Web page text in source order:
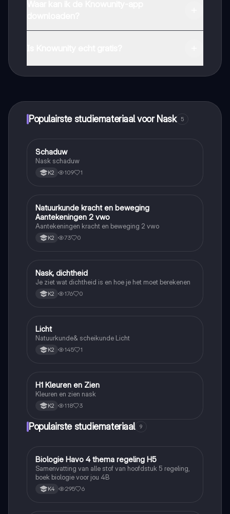
Populairste studiemateriaal voor Nask 5
Nask
Schaduw
Nask schaduw
K2 109 1
Nask
Natuurkunde kracht en beweging
Aantekeningen 2 vwo
Aantekeningen kracht en beweging 2 vwo
K2 73 0
Nask
Nask, dichtheid
Je ziet wat dichtheid is en hoe je het moet berekenen
K2 176 0
Nask
Licht
Natuurkunde& scheikunde Licht
K2 145 1
Nask
H1 Kleuren en Zien
Kleuren en zien nask
K2 118 3
Populairste studiemateriaal 9
Biologie
Biologie Havo 4 thema regeling H5
Samenvatting van alle stof van hoofdstuk 5 regeling,
boek biologie voor jou 4B
K4 295 6